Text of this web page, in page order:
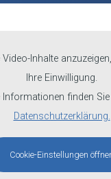
Video-Inhalte
Ihre Einwilligung.
Informationen finden
Datenschutzerklärung.
Cookie-Einstellungen